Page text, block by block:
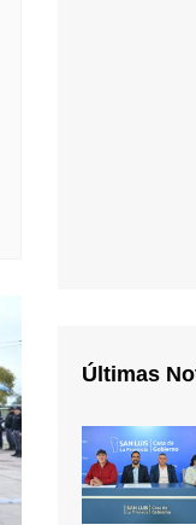
Últimas